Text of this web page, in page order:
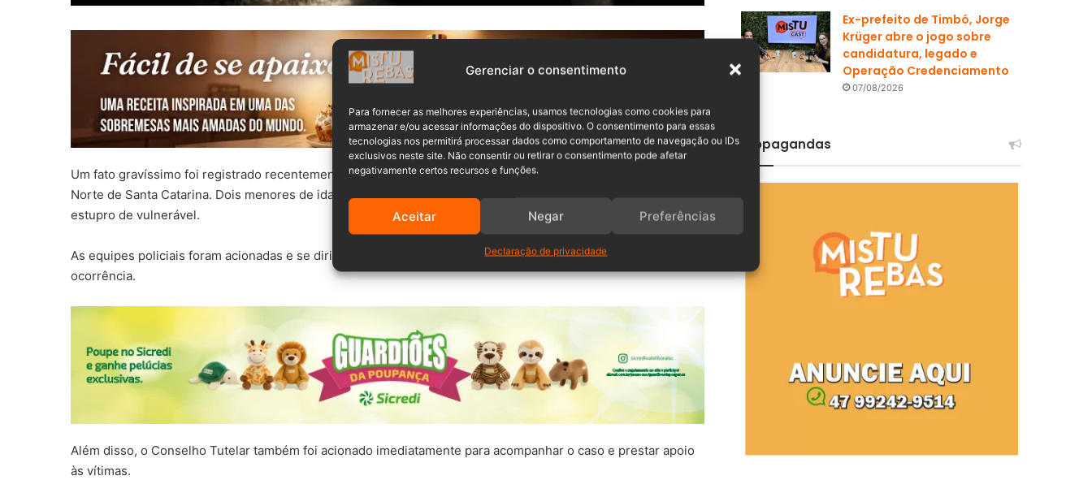
Gerenciar o consentimento
Para fornecer as melhores experiências, usamos tecnologias como cookies para
armazenar e/ou acessar informações do dispositivo. O consentimento para essas
tecnologias nos permitirá processar dados como comportamento de navegação ou IDs
exclusivos neste site. Não consentir ou retirar o consentimento pode afetar
negativamente certos recursos e funções.
Aceitar Negar Preferências
Declaração de privacidade
Um fato gravíssimo foi registrado recentemente pelaPolícia Militarde Camboriú, cidade localizada no Litoral
Norte de Santa Catarina. Dois menores de idade estão envolvidos nesse caso, que está sendo tratado como
estupro de vulnerável.
As equipes policiais foram acionadas e se dirigiram até o bairro Conde Vila Verde para atender a essa
ocorrência.
Além disso, o Conselho Tutelar também foi acionado imediatamente para acompanhar o caso e prestar apoio
às vítimas.
Ex-prefeito de Timbó, Jorge
Krüger abre o jogo sobre
candidatura, legado e
Operação Credenciamento
07/08/2026
Propagandas